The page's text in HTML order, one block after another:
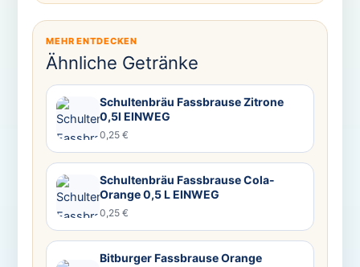
MEHR ENTDECKEN
Ähnliche Getränke
Schultenbräu Fassbrause Zitrone
0,5l EINWEG
0,25 €
Schultenbräu Fassbrause Cola-
Orange 0,5 L EINWEG
0,25 €
Bitburger Fassbrause Orange